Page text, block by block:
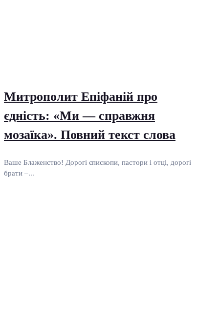
Митрополит Епіфаній про
єдність: «Ми — справжня
мозаїка». Повний текст слова
Ваше Блаженство! Дорогі єпископи, пастори і отці, дорогі
брати –...